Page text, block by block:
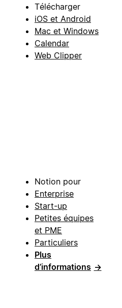
Télécharger
iOS et Android
Mac et Windows
Calendar
Web Clipper
Notion pour
Enterprise
Start-up
Petites équipes
et PME
Particuliers
Plus
d’informations →